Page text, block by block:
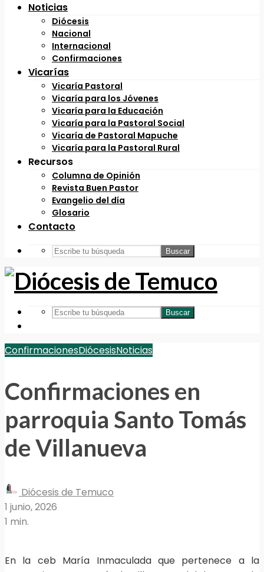
Noticias
Diócesis
Nacional
Internacional
Confirmaciones
Vicarías
Vicaría Pastoral
Vicaría para los Jóvenes
Vicaría para la Educación
Vicaría para la Pastoral Social
Vicaría de Pastoral Mapuche
Vicaría para la Pastoral Rural
Recursos
Columna de Opinión
Revista Buen Pastor
Evangelio del día
Glosario
Contacto
Buscar
Buscar
ConfirmacionesDiócesisNoticias
Confirmaciones en
parroquia Santo Tomás
de Villanueva
Diócesis de Temuco
1 junio, 2026
1 min.
En la ceb María Inmaculada que pertenece a la